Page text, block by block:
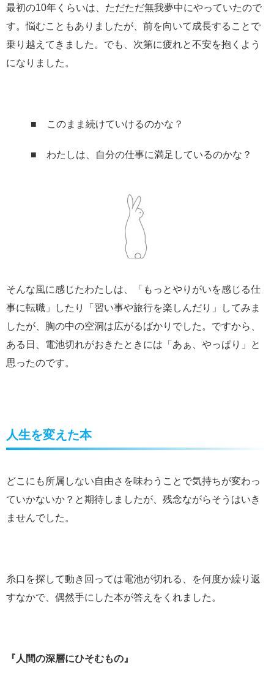
最初の10年くらいは、ただただ無我夢中にやっていたので
す。悩むこともありましたが、前を向いて成長することで
乗り越えてきました。でも、次第に疲れと不安を抱くよう
になりました。
■ このまま続けていけるのかな？
■ わたしは、自分の仕事に満足しているのかな？
そんな風に感じたわたしは、「もっとやりがいを感じる仕
事に転職」したり「習い事や旅行を楽しんだり」してみま
したが、胸の中の空洞は広がるばかりでした。ですから、
ある日、電池切れがおきたときには「あぁ、やっぱり」と
思ったのです。
人生を変えた本
どこにも所属しない自由さを味わうことで気持ちが変わっ
ていかないか？と期待しましたが、残念ながらそうはいき
ませんでした。
糸口を探して動き回っては電池が切れる、を何度か繰り返
すなかで、偶然手にした本が答えをくれました。
『人間の深層にひそむもの』